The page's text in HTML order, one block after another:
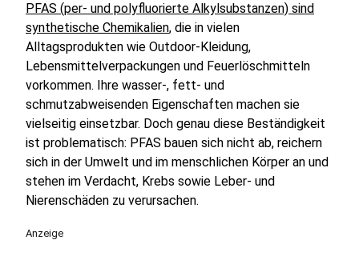
PFAS (per- und polyfluorierte Alkylsubstanzen) sind
synthetische Chemikalien, die in vielen
Alltagsprodukten wie Outdoor-Kleidung,
Lebensmittelverpackungen und Feuerlöschmitteln
vorkommen. Ihre wasser-, fett- und
schmutzabweisenden Eigenschaften machen sie
vielseitig einsetzbar. Doch genau diese Beständigkeit
ist problematisch: PFAS bauen sich nicht ab, reichern
sich in der Umwelt und im menschlichen Körper an und
stehen im Verdacht, Krebs sowie Leber- und
Nierenschäden zu verursachen.
Anzeige